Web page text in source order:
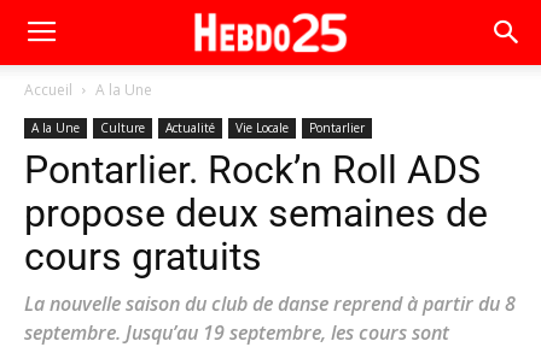
Accueil A la Une
A la Une Culture Actualité Vie Locale Pontarlier
Pontarlier. Rock’n Roll ADS
propose deux semaines de
cours gratuits
La nouvelle saison du club de danse reprend à partir du 8
septembre. Jusqu’au 19 septembre, les cours sont